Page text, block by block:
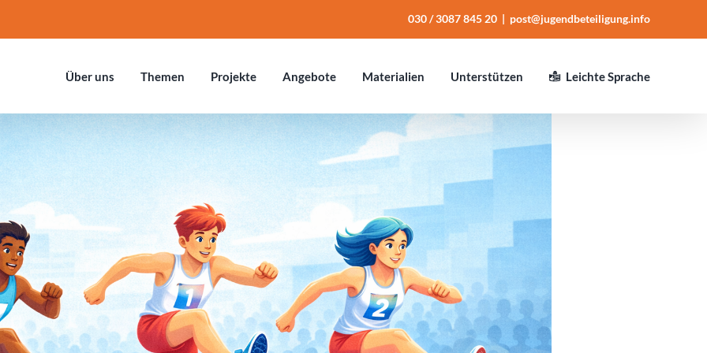
030 / 3087 845 20 | post@jugendbeteiligung.info
Über uns Themen Projekte Ange­bote Mate­ria­lien Unter­stüt­zen Leichte Sprache